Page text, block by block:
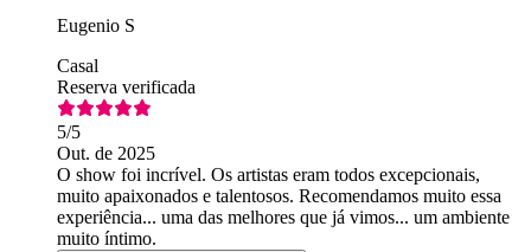
Eugenio S
Casal
Reserva verificada
5/5
Out. de 2025
O show foi incrível. Os artistas eram todos excepcionais,
muito apaixonados e talentosos. Recomendamos muito essa
experiência... uma das melhores que já vimos... um ambiente
muito íntimo.